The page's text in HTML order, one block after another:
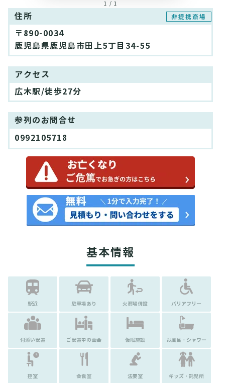
1 / 1
住所 非提携斎場
〒890-0034
鹿児島県鹿児島市田上5丁目34-55
アクセス
広木駅/徒歩27分
参列のお問合せ
0992105718
基本情報
駅近 駐車場あり 火葬場併設 バリアフリー
付添い安置 ご安置中の面会 仮眠施設 お風呂・シャワー
控室 会食室 法要室 キッズ・託児所